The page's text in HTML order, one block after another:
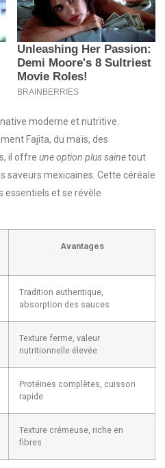
moderne et nutritive.
Fajita, du maïs, des
il offre une option plus sainetout
saveurs mexicaines. Cette céréale
essentiels et se révèle
Avantages
Tradition authentique,
absorption des sauces
Texture ferme, valeur
nutritionnelle élevée
Protéines complètes, cuisson
rapide
Texture crémeuse, riche en
fibres